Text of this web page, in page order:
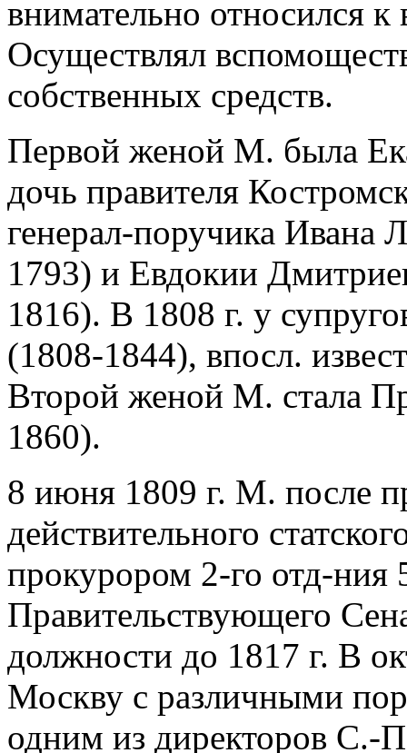
внимательно относился
Осуществлял
собственных средств.
Первой женой М. была
дочь правителя
генерал-поручика Ивана
1793) и Евдокии
1816). В 1808 г. у
(1808-1844), впосл.
Второй женой М. стала
1860).
8 июня 1809 г. М. после
действительного
прокурором 2-го отд-ния
Правительствующего
должности до 1817 г. В
Москву с различными
одним из директоров С.-